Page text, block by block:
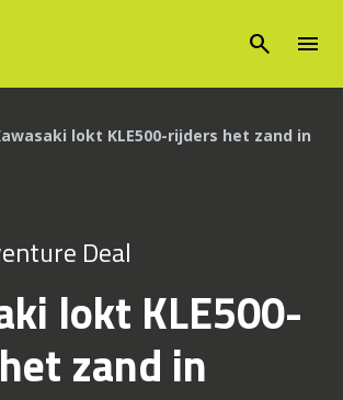
search menu
lokt KLE500-rijders het zand in
Deal
lokt KLE500-
zand in